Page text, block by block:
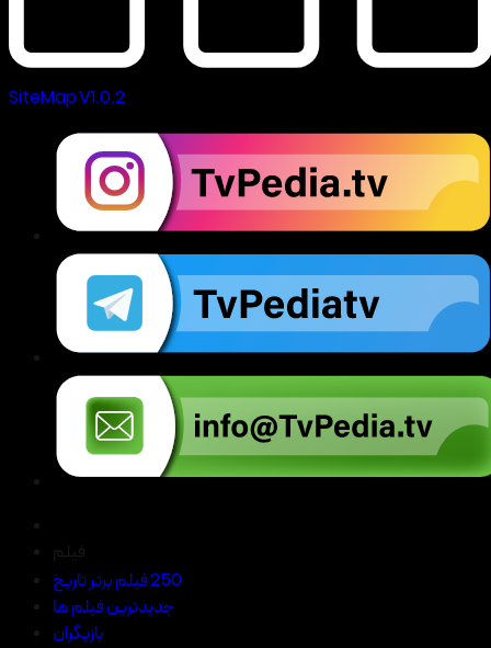
SiteMap V1.0.2
250 فیلم برتر تاریخ
جدیدترین فیلم ها
بازیگران